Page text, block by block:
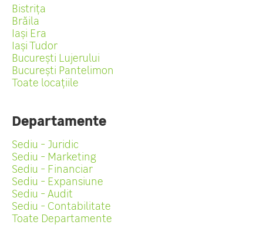
Bistrița
Brăila
Iași Era
Iași Tudor
București Lujerului
București Pantelimon
Toate locațiile
Departamente
Sediu - Juridic
Sediu - Marketing
Sediu - Financiar
Sediu - Expansiune
Sediu - Audit
Sediu - Contabilitate
Toate Departamente